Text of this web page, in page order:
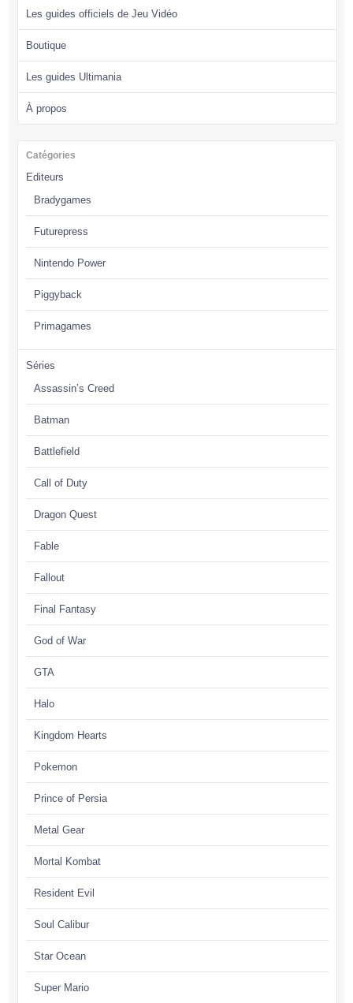
Les guides officiels de Jeu Vidéo
Boutique
Les guides Ultimania
À propos
Catégories
Editeurs
Bradygames
Futurepress
Nintendo Power
Piggyback
Primagames
Séries
Assassin’s Creed
Batman
Battlefield
Call of Duty
Dragon Quest
Fable
Fallout
Final Fantasy
God of War
GTA
Halo
Kingdom Hearts
Pokemon
Prince of Persia
Metal Gear
Mortal Kombat
Resident Evil
Soul Calibur
Star Ocean
Super Mario